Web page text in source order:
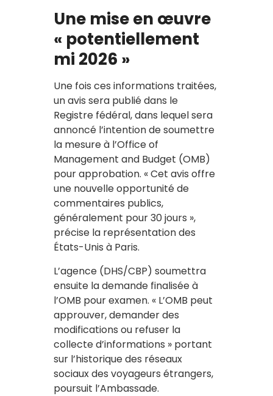
Une mise en œuvre
« potentiellement
mi 2026 »
Une fois ces informations traitées,
un avis sera publié dans le
Registre fédéral, dans lequel sera
annoncé l’intention de soumettre
la mesure à l’Office of
Management and Budget (OMB)
pour approbation. « Cet avis offre
une nouvelle opportunité de
commentaires publics,
généralement pour 30 jours »,
précise la représentation des
États-Unis à Paris.
L’agence (DHS/CBP) soumettra
ensuite la demande finalisée à
l’OMB pour examen. « L’OMB peut
approuver, demander des
modifications ou refuser la
collecte d’informations » portant
sur l’historique des réseaux
sociaux des voyageurs étrangers,
poursuit l’Ambassade.